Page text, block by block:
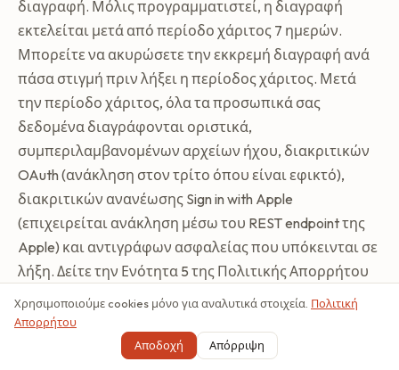
διαγραφή. Μόλις προγραμματιστεί, η διαγραφή
εκτελείται μετά από περίοδο χάριτος 7 ημερών.
Μπορείτε να ακυρώσετε την εκκρεμή διαγραφή ανά
πάσα στιγμή πριν λήξει η περίοδος χάριτος. Μετά
την περίοδο χάριτος, όλα τα προσωπικά σας
δεδομένα διαγράφονται οριστικά,
συμπεριλαμβανομένων αρχείων ήχου, διακριτικών
OAuth (ανάκληση στον τρίτο όπου είναι εφικτό),
διακριτικών ανανέωσης Sign in with Apple
(επιχειρείται ανάκληση μέσω του REST endpoint της
Apple) και αντιγράφων ασφαλείας που υπόκεινται σε
λήξη. Δείτε την Ενότητα 5 της Πολιτικής Απορρήτου
για λεπτομέρειες.
Χρησιμοποιούμε cookies μόνο για αναλυτικά στοιχεία. Πολιτική
Απορρήτου
Αποδοχή
Απόρριψη